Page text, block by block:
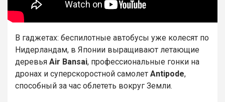
В гаджетах: беспилотные автобусы уже колесят по
Нидерландам, в Японии выращивают летающие
деревья Air Bansai, профессиональные гонки на
дронах и суперскоростной самолет Antipode,
способный за час облететь вокруг Земли.